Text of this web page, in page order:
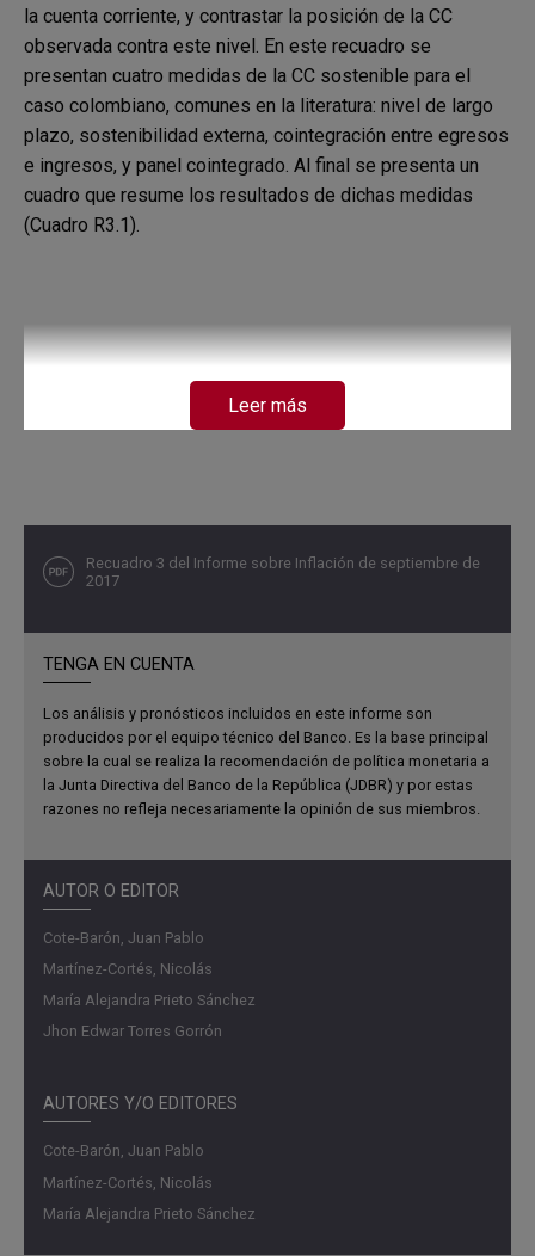
Recuadro 3 del Informe sobre Inflación de septiembre de
2017
TENGA EN CUENTA
Los análisis y pronósticos incluidos en este informe son
producidos por el equipo técnico del Banco. Es la base principal
sobre la cual se realiza la recomendación de política monetaria a
la Junta Directiva del Banco de la República (JDBR) y por estas
razones no refleja necesariamente la opinión de sus miembros.
AUTOR O EDITOR
Cote-Barón, Juan Pablo
Martínez-Cortés, Nicolás
María Alejandra Prieto Sánchez
Jhon Edwar Torres Gorrón
AUTORES Y/O EDITORES
Cote-Barón, Juan Pablo
Martínez-Cortés, Nicolás
María Alejandra Prieto Sánchez
la cuenta corriente, y contrastar la posición de la CC
observada contra este nivel. En este recuadro se
presentan cuatro medidas de la CC sostenible para el
caso colombiano, comunes en la literatura: nivel de largo
plazo, sostenibilidad externa, cointegración entre egresos
e ingresos, y panel cointegrado. Al final se presenta un
cuadro que resume los resultados de dichas medidas
(Cuadro R3.1).
Leer más